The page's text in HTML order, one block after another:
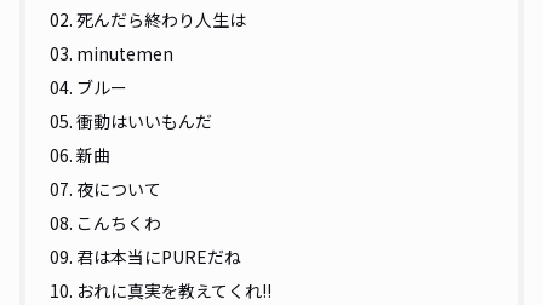
02. 死んだら終わり人生は
03. minutemen
04. ブルー
05. 衝動はいいもんだ
06. 新曲
07. 夜について
08. こんちくわ
09. 君は本当にPUREだね
10. おれに真実を教えてくれ!!